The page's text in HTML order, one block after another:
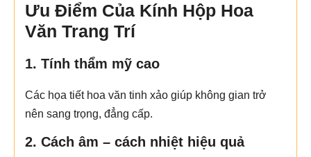
Ưu Điểm Của Kính Hộp Hoa
Văn Trang Trí
1. Tính thẩm mỹ cao
Các họa tiết hoa văn tinh xảo giúp không gian trở
nên sang trọng, đẳng cấp.
2. Cách âm – cách nhiệt hiệu quả